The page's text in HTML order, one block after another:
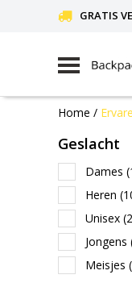
GRATIS
Home /
Geslacht
Dames
Heren
Unisex
Jongens
Meisjes